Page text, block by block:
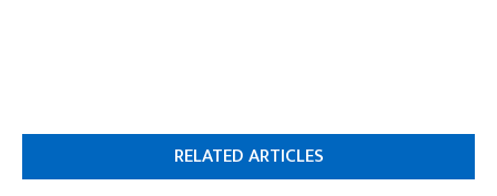
RELATED ARTICLES